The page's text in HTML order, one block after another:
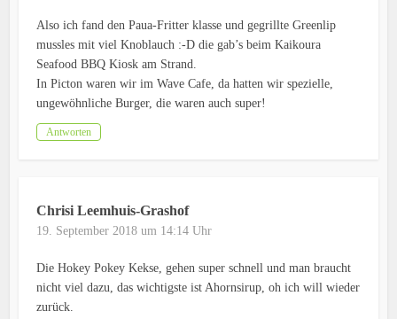
Also ich fand den Paua-Fritter klasse und gegrillte Greenlip
mussles mit viel Knoblauch :-D die gab’s beim Kaikoura
Seafood BBQ Kiosk am Strand.
In Picton waren wir im Wave Cafe, da hatten wir spezielle,
ungewöhnliche Burger, die waren auch super!
Antworten
Chrisi Leemhuis-Grashof
19. September 2018 um 14:14 Uhr
Die Hokey Pokey Kekse, gehen super schnell und man braucht
nicht viel dazu, das wichtigste ist Ahornsirup, oh ich will wieder
zurück.